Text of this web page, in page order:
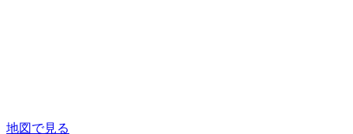
地図で見る